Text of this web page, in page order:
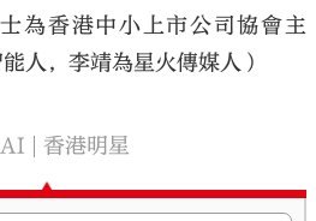
為香港中小上市公司協會主
人，李靖為星火傳媒人）
AI 香港明星